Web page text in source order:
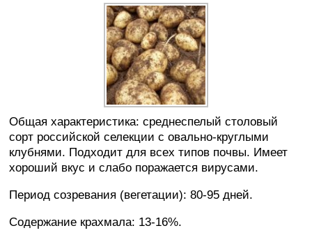
Общая характеристика: среднеспелый столовый
сорт российской селекции с овально-круглыми
клубнями. Подходит для всех типов почвы. Имеет
хороший вкус и слабо поражается вирусами.
Период созревания (вегетации): 80-95 дней.
Содержание крахмала: 13-16%.